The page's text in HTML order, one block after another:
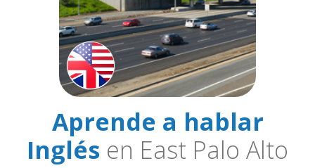
Aprende a hablar
Inglés en East Palo Alto